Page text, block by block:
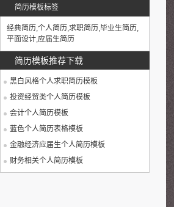
简历模板标签
经典简历,个人简历,求职简历,毕业生简历,
平面设计,应届生简历
简历模板推荐下载
黑白风格个人求职简历模板
投资经贸类个人简历模板
会计个人简历模板
蓝色个人简历表格模板
金融经济应届生个人简历模板
财务相关个人简历模板